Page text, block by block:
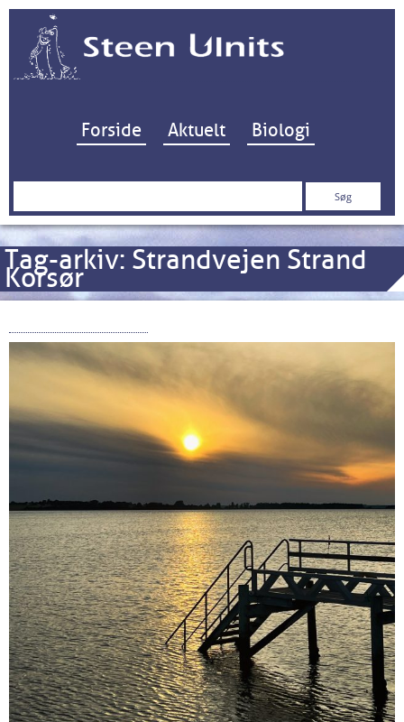
Hop til indhold
Forside Aktuelt Biologi
Søg
Tag-arkiv: Strandvejen Strand
Korsør